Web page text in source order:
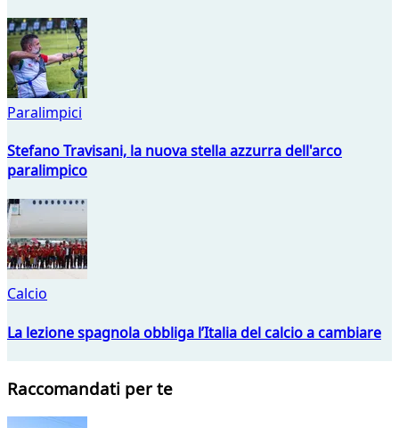
Paralimpici
Stefano Travisani, la nuova stella azzurra dell'arco
paralimpico
Calcio
La lezione spagnola obbliga l’Italia del calcio a cambiare
Raccomandati per te